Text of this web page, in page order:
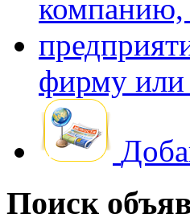
фирму или
Поиск